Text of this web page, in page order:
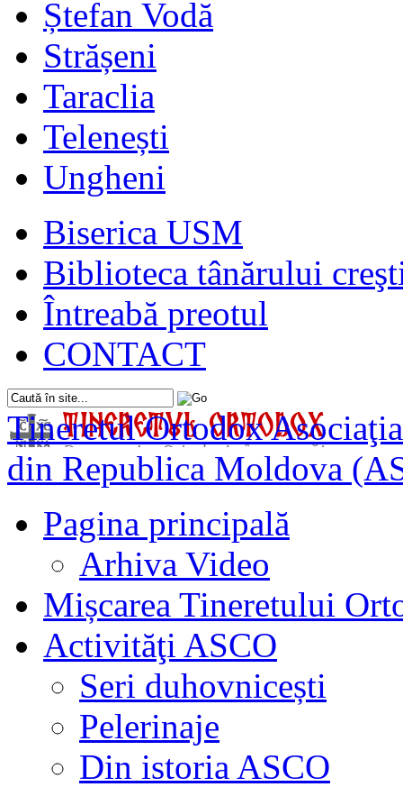
Ștefan Vodă
Strășeni
Taraclia
Telenești
Ungheni
Biserica USM
Biblioteca tânărului
Întreabă preotul
CONTACT
Tineretul Ortodox
din Republica Moldova
Pagina principală
Arhiva Video
Mișcarea Tineretului
Activităţi ASCO
Seri duhovnicești
Pelerinaje
Din istoria ASCO